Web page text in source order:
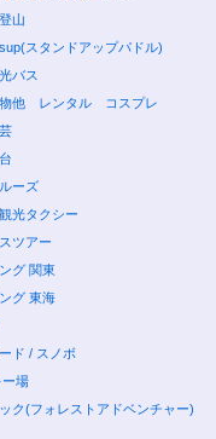
山
スタンドアップパドル)
バス
他 レンタル コスプレ
ーズ
光タクシー
ツアー
グ 関東
グ 東海
ド / スノボ
ー場
ク(フォレストアドベンチャー)